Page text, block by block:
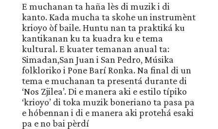
E muchanan ta haña lès di muzik i di
kanto. Kada mucha ta skohe un instrumènt
krioyo òf baile. Huntu nan ta praktiká ku
kantikanan ku ta kuadra ku e tema
kultural. E kuater temanan anual ta:
Simadan,San Juan i San Pedro, Músika
folkloriko i Pone Barí Ronka. Na final di un
tema e muchanan ta presentá durante di
‘Nos Zjilea’. Di e manera aki e estilo típiko
‘krioyo’ di toka muzik boneriano ta pasa pa
e hóbennan i di e manera aki protehá esaki
pa e no bai pèrdí